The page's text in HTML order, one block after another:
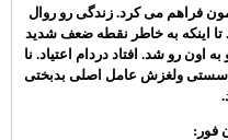
فراهم می کرد. زندگی رو روال
اینکه به خاطر نقطه ضعف شدید
اون رو شد. افتاد دردام اعتیاد. نا
سستی ولغزش عامل اصلی بدبختی
.
فور: